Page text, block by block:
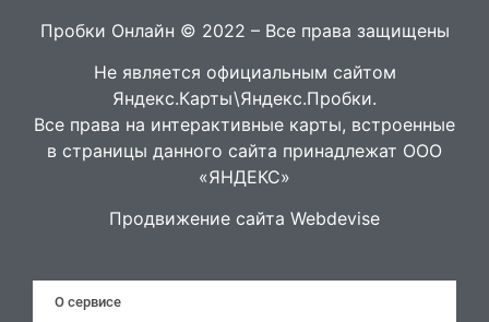
Пробки Онлайн © 2022 – Все права защищены
Не является официальным сайтом
Яндекс.Карты\Яндекс.Пробки.
Все права на интерактивные карты, встроенные
в страницы данного сайта принадлежат ООО
«ЯНДЕКС»
Продвижение сайта Webdevise
О сервисе